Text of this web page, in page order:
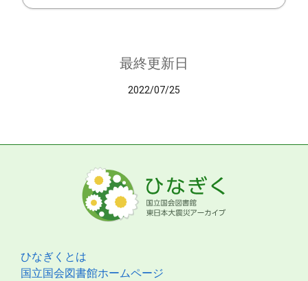
最終更新日
2022/07/25
ひなぎくとは
国立国会図書館ホームページ